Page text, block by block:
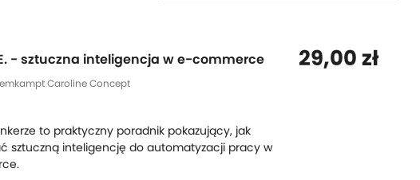
- sztuczna inteligencja w e-commerce
Caroline Concept
to praktyczny poradnik pokazujący, jak
sztuczną inteligencję do automatyzacji pracy w
29,00 zł